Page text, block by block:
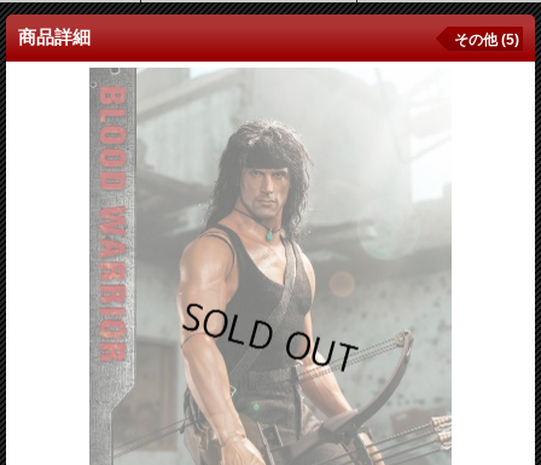
商品詳細 その他 (5)